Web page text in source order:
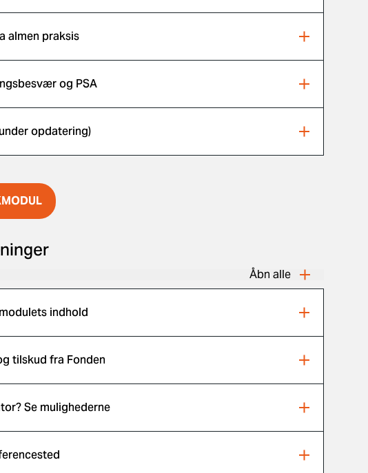
almen praksis
og PSA
opdatering)
Åbn alle
indhold
tilskud fra Fonden
Se mulighederne